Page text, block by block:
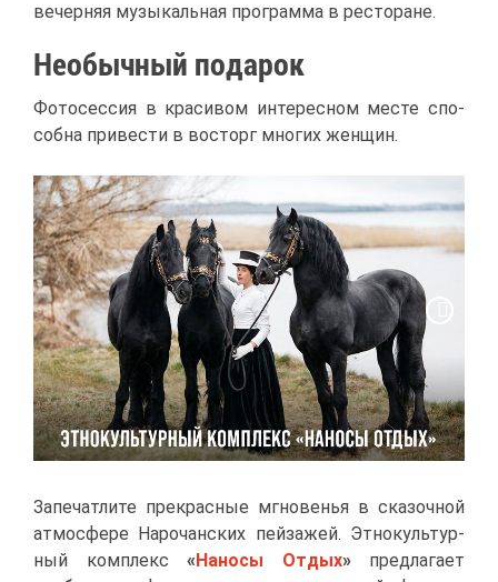
ве­чер­няя му­зы­каль­ная про­грам­ма в ре­сто­ране.
Необыч­ный по­да­рок
Фо­то­сес­сия в кра­си­вом ин­те­рес­ном ме­сте спо­
соб­на при­ве­сти в вос­торг мно­гих жен­щин.
За­пе­чат­ли­те пре­крас­ные мгно­ве­нья в ска­зоч­ной
ат­мо­сфе­ре На­ро­чан­ских пей­за­жей. Эт­но­куль­тур­
ный ком­плекс « На­но­сы От­дых»пред­ла­га­ет